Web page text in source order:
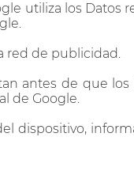
utiliza los Datos
red de publicidad.
antes de que
de Google.
dispositivo,